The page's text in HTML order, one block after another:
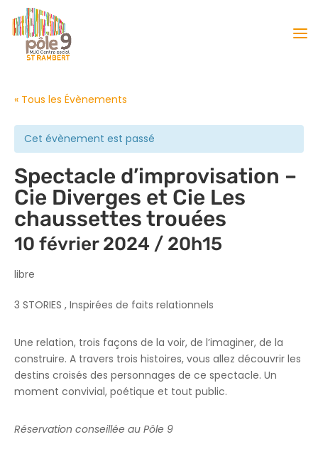
« Tous les Évènements
Cet évènement est passé
Spectacle d’improvisation –
Cie Diverges et Cie Les
chaussettes trouées
10 février 2024 / 20h15
libre
3 STORIES , Inspirées de faits relationnels
Une relation, trois façons de la voir, de l’imaginer, de la
construire. A travers trois histoires, vous allez découvrir les
destins croisés des personnages de ce spectacle. Un
moment convivial, poétique et tout public.
Réservation conseillée au Pôle 9